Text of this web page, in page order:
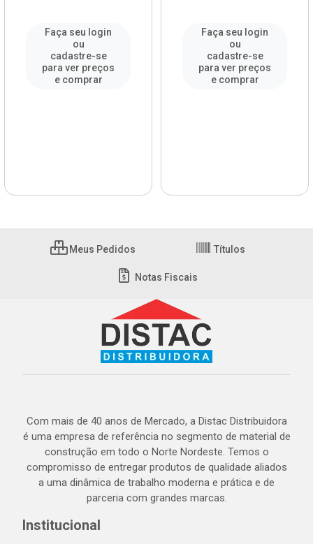
Faça seu login
ou
cadastre-se
para ver preços
e comprar
Faça seu login
ou
cadastre-se
para ver preços
e comprar
Meus Pedidos Títulos
Notas Fiscais
Com mais de 40 anos de Mercado, a Distac Distribuidora
é uma empresa de referência no segmento de material de
construção em todo o Norte Nordeste. Temos o
compromisso de entregar produtos de qualidade aliados
a uma dinâmica de trabalho moderna e prática e de
parceria com grandes marcas.
Institucional